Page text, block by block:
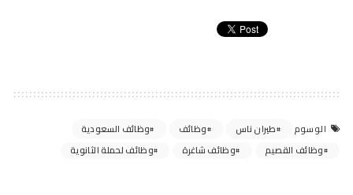
الوسوم طيران ناس وظائف
وظائف السعودية
وظائف القصيم
وظائف شاغرة وظائف لحملة الثانوية